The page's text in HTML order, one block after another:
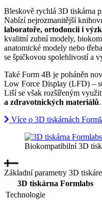
Bleskově rychlá 3D tiskárna
Nabízí nejrozmanitější
laboratoře, ortodoncii i
kvalitní zubní modely,
anatomické modely nebo
se špičkovou spolehlivostí a
Také Form 4B je poháněn
Low Force Display (LFD) –
Liší se však rozšířeným
a zdravotnických materiálů.
Více o 3D tiskárnách
Biokompatibilní 3D
Základní parametry 3D
3D tiskárna Formlabs
Technologie